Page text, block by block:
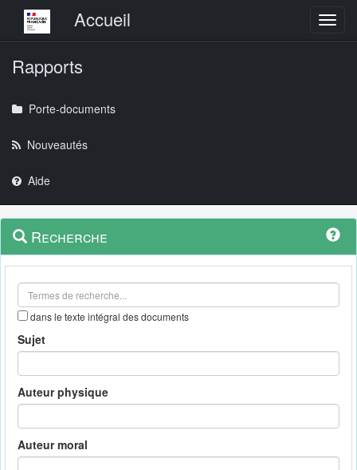
Menu principalAccueil
Rapports
Porte-documents
Nouveautés
Aide
Navigation
outils
Menu
contextuel
Recherche
dans le texte intégral des documents
Sujet
Auteur physique
Auteur moral